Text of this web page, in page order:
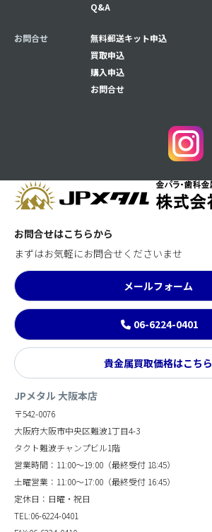
Q&A
お問合せ
無料郵送キット申込
買取申込
購入申込
お問合せ
お問合せはこちらから
まずはお気軽にお問合せくださいませ
メールフォーム
06-6224-0401
貴金属買取価格はこちら
JPメタル 大阪本店
〒542-0076
大阪府大阪市中央区難波1丁目4-3
タクト難波チャンプビル1階
営業時間：11:00～19:00（最終受付 18:45）
土曜営業：11:00～17:00（最終受付 16:45）
定休日：日曜・祝日
TEL:06-6224-0401